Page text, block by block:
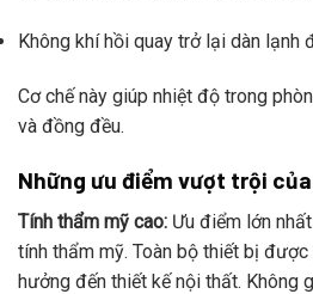
Không khí hồi quay trở lại dàn lạnh
Cơ chế này giúp nhiệt độ trong
và đồng đều.
Những ưu điểm vượt trội
Tính thẩm mỹ cao: Ưu điểm lớn
tính thẩm mỹ. Toàn bộ thiết bị
hưởng đến thiết kế nội thất. Không